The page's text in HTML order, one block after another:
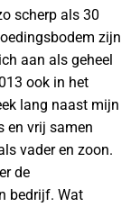
scherp als 30
zijn
aan als geheel
ook in het
lang naast mijn
en vrij samen
vader en zoon.
de
bedrijf. Wat